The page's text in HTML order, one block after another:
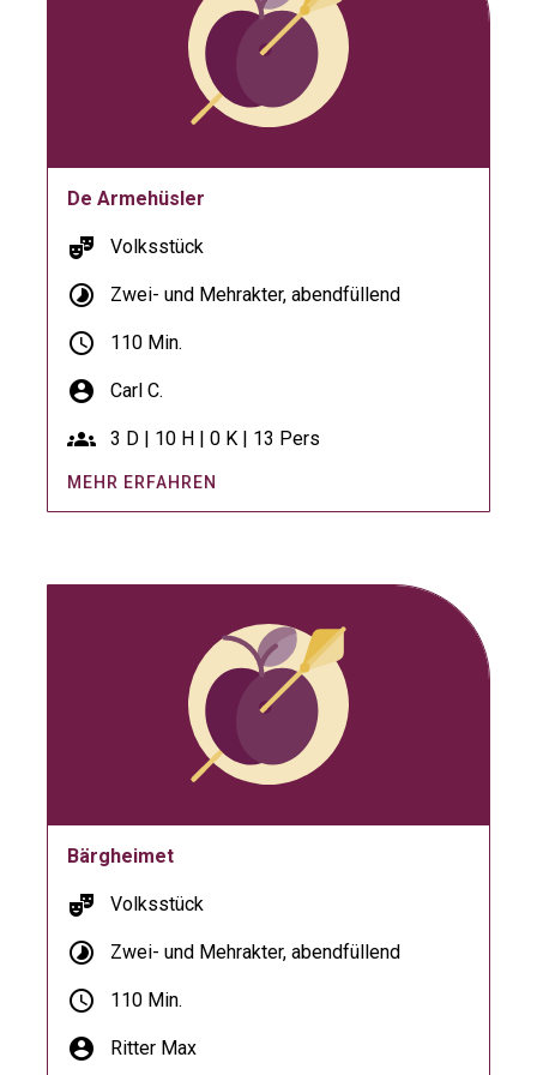
De Armehüsler
theater_comedy Volksstück
timelapse Zwei- und Mehrakter, abendfüllend
schedule 110 Min.
account_circle Carl C.
groups 3 D | 10 H | 0 K | 13 Pers
MEHR ERFAHREN
Bärgheimet
theater_comedy Volksstück
timelapse Zwei- und Mehrakter, abendfüllend
schedule 110 Min.
account_circle Ritter Max